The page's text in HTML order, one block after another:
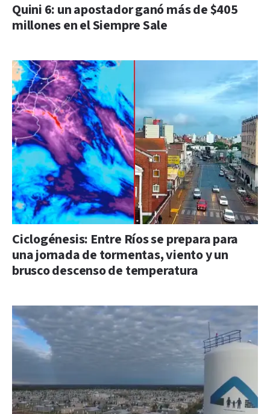
Quini 6: un apostador ganó más de $405
millones en el Siempre Sale
Ciclogénesis: Entre Ríos se prepara para
una jornada de tormentas, viento y un
brusco descenso de temperatura